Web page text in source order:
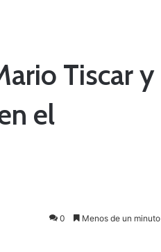
Tiscar y
el
0 Menos de un minuto